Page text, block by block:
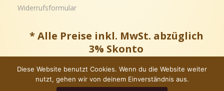
Widerrufsformular
* Alle Preise inkl. MwSt. abzüglich
3% Skonto
Copyright © – Alle Rechte vorbehalten
Diese Website benutzt Cookies. Wenn du die Website weiter
nutzt, gehen wir von deinem Einverständnis aus.